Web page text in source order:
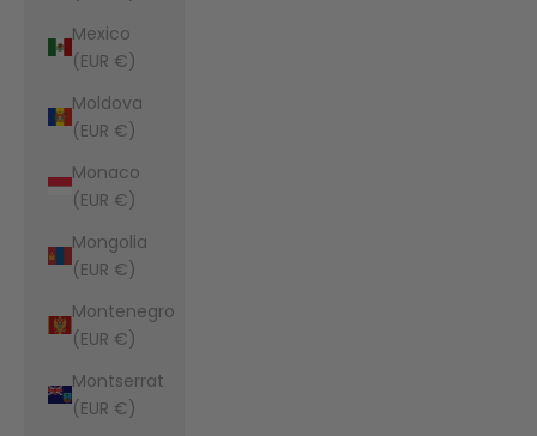
Mexico
(EUR €)
Moldova
(EUR €)
Monaco
(EUR €)
Mongolia
(EUR €)
Montenegro
(EUR €)
Montserrat
(EUR €)